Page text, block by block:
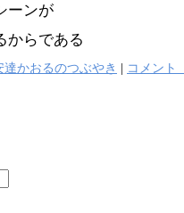
ーンが
からである
達かおるのつぶやき コメント